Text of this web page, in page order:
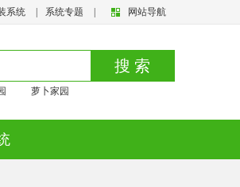
网站导航
系统 系统专题
搜 索
萝卜家园